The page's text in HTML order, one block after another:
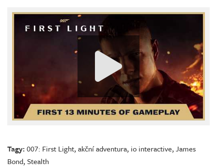
Tagy:007: First Light,akční adventura, io interactive,James
Bond,Stealth